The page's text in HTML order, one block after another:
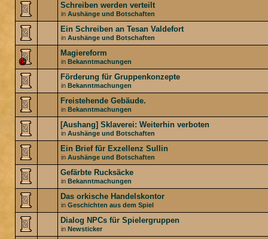
Schreiben werden verteilt
in Aushänge und Botschaften
Ein Schreiben an Tesan Valdefort
in Aushänge und Botschaften
Magiereform
in Bekanntmachungen
Förderung für Gruppenkonzepte
in Bekanntmachungen
Freistehende Gebäude.
in Bekanntmachungen
[Aushang] Sklaverei: Weiterhin verboten
in Aushänge und Botschaften
Ein Brief für Exzellenz Sullin
in Aushänge und Botschaften
Gefärbte Rucksäcke
in Bekanntmachungen
Das orkische Handelskontor
in Geschichten aus dem Spiel
Dialog NPCs für Spielergruppen
in Newsticker